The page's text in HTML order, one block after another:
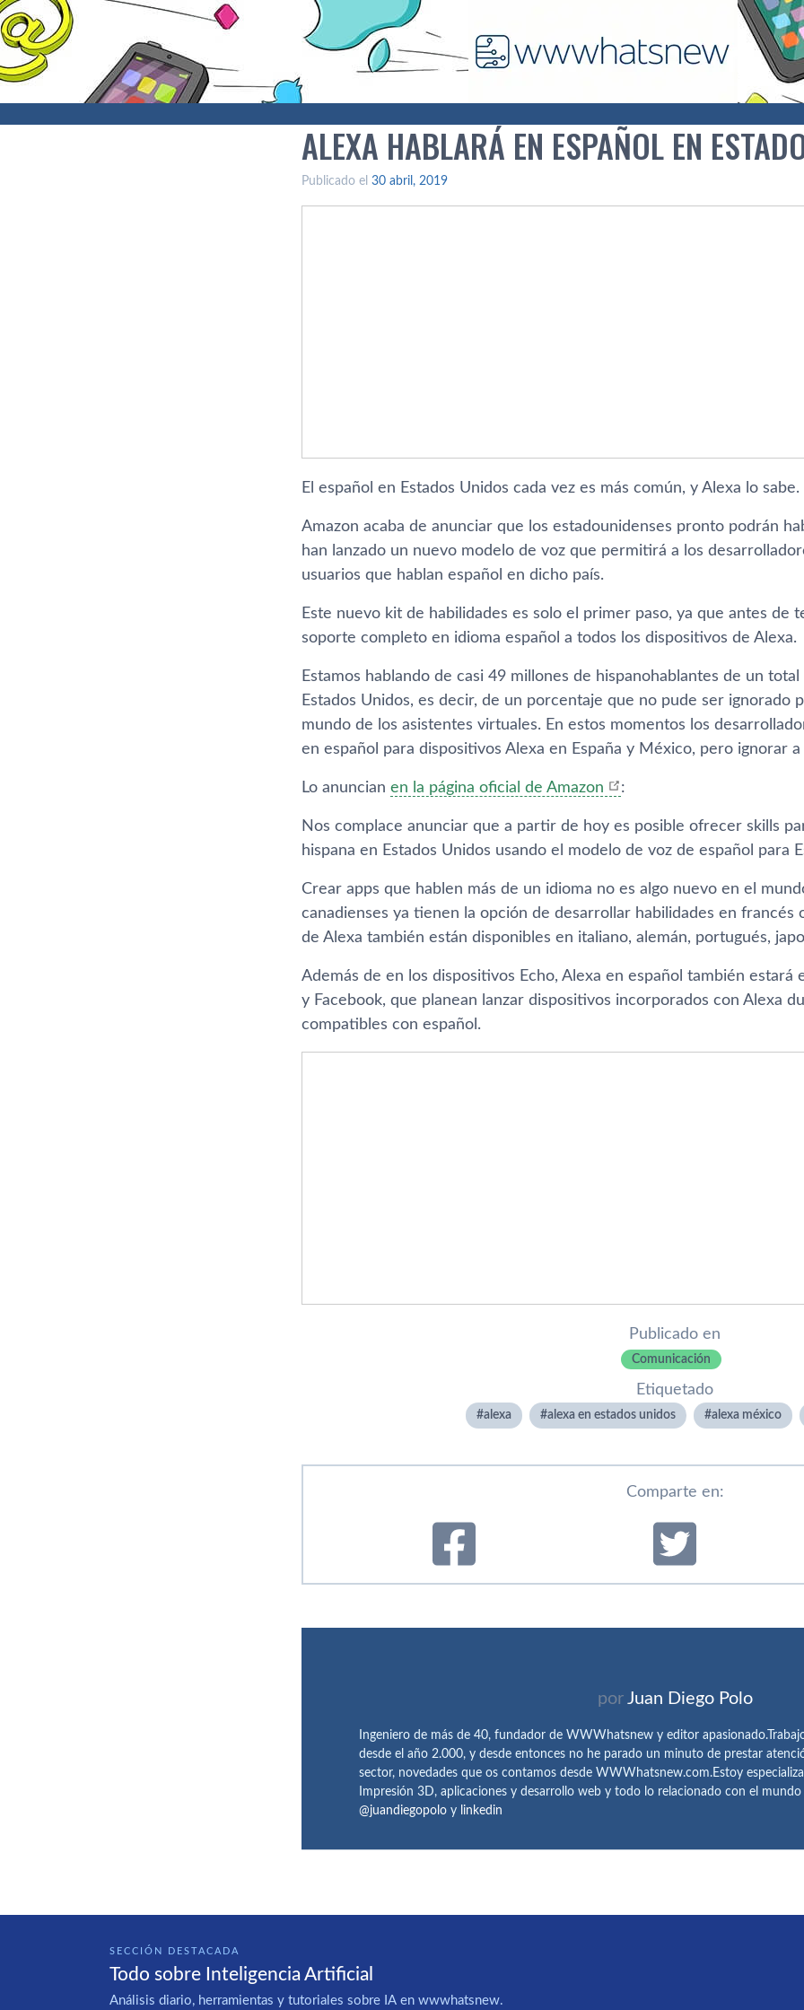
ALEXA HABLARÁ EN ESPAÑOL EN
Publicado el 30 abril, 2019
El español en Estados Unidos cada vez es más común, y Alexa lo sabe.
Amazon acaba de anunciar que los estadounidenses pronto podrán
han lanzado un nuevo modelo de voz que permitirá a los
usuarios que hablan español en dicho país.
Este nuevo kit de habilidades es solo el primer paso, ya que antes de
soporte completo en idioma español a todos los dispositivos de Alexa.
Estamos hablando de casi 49 millones de hispanohablantes de un
Estados Unidos, es decir, de un porcentaje que no pude ser ignorado
mundo de los asistentes virtuales. En estos momentos los
en español para dispositivos Alexa en España y México, pero ignorar
Lo anuncian en la página oficial de Amazon :
Nos complace anunciar que a partir de hoy es posible ofrecer skills
hispana en Estados Unidos usando el modelo de voz de español para
Crear apps que hablen más de un idioma no es algo nuevo en el
canadienses ya tienen la opción de desarrollar habilidades en francés
de Alexa también están disponibles en italiano, alemán, portugués,
Además de en los dispositivos Echo, Alexa en español también estará
y Facebook, que planean lanzar dispositivos incorporados con Alexa
compatibles con español.
Publicado en
Comunicación
Etiquetado
alexa alexa en estados unidos alexa méxico
Comparte en:
por Juan Diego Polo
Ingeniero de más de 40, fundador de WWWhatsnew y editor
desde el año 2.000, y desde entonces no he parado un minuto de prestar
sector, novedades que os contamos desde WWWhatsnew.com.Estoy
Impresión 3D, aplicaciones y desarrollo web y todo lo relacionado con el
@juandiegopolo y linkedin
SECCIÓN DESTACADA
Todo sobre Inteligencia Artificial
Análisis diario, herramientas y tutoriales sobre IA en wwwhatsnew.